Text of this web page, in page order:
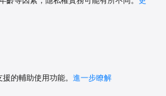
了 —— 陳毛毛710522
舒服，以前每次進入番茄鍾都會很掙扎，
的輔助使用功能。 進一步瞭解